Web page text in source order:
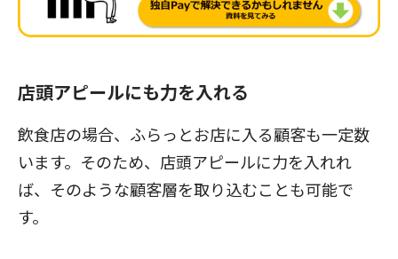
店頭アピールにも力を入れる
飲食店の場合、ふらっとお店に入る顧客も一定数
います。そのため、店頭アピールに力を入れれ
ば、そのような顧客層を取り込むことも可能で
す。